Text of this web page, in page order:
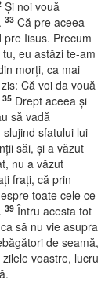
Şi noi vouă
33 Că pre aceea
Iisus. Precum
eu astăzi te-am
morţi, ca mai
Că voi da vouă
35 Drept aceea şi
să vadă
sfatului lui
săi, şi a văzut
nu a văzut
fraţi, că prin
toate cele ce
39 Întru acesta tot
să nu vie asupra
de seamă,
voastre, lucru